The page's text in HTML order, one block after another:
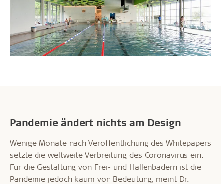
Pandemie ändert nichts am Design
Wenige Monate nach Veröffentlichung des Whitepapers
setzte die weltweite Verbreitung des Coronavirus ein.
Für die Gestaltung von Frei- und Hallenbädern ist die
Pandemie jedoch kaum von Bedeutung, meint Dr.